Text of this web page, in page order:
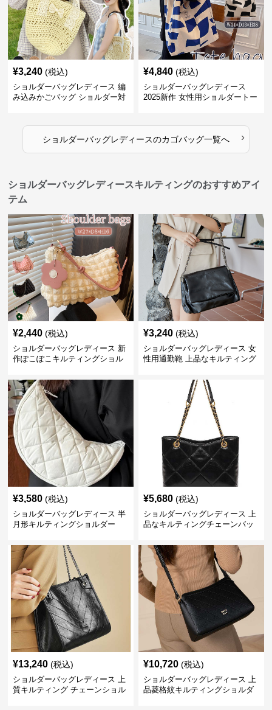
¥3,240 (税込)
ショルダーバッグレディース 編
み込みかごバッグ ショルダー対
¥4,840 (税込)
ショルダーバッグレディース
2025新作 女性用ショルダートー
ショルダーバッグレディースのカゴバッグ一覧へ ›
ショルダーバッグレディースキルティングのおすすめアイ
テム
¥2,440 (税込)
ショルダーバッグレディース 新
作ぽこぽこキルティングショル
¥3,240 (税込)
ショルダーバッグレディース 女
性用通勤鞄 上品なキルティング
¥3,580 (税込)
ショルダーバッグレディース 半
月形キルティングショルダー
¥5,680 (税込)
ショルダーバッグレディース 上
品なキルティングチェーンバッ
¥13,240 (税込)
ショルダーバッグレディース 上
質キルティング チェーンショル
¥10,720 (税込)
ショルダーバッグレディース 上
品菱格紋キルティングショルダ